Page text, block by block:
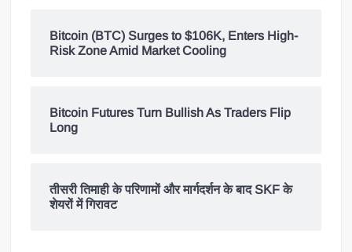
Bitcoin (BTC) Surges to $106K, Enters High-
Risk Zone Amid Market Cooling
Bitcoin Futures Turn Bullish As Traders Flip
Long
तीसरी तिमाही के परिणामों और मार्गदर्शन के बाद SKF के
शेयरों में गिरावट